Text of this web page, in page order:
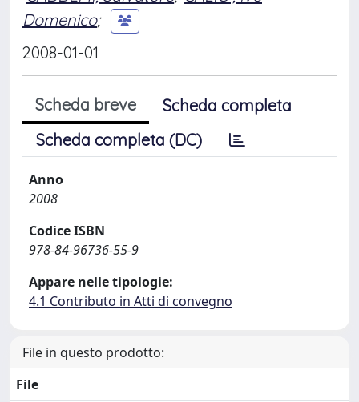
Domenico;
2008-01-01
Scheda breve
Scheda completa
Scheda completa (DC)
Anno
2008
Codice ISBN
978-84-96736-55-9
Appare nelle tipologie:
4.1 Contributo in Atti di convegno
File in questo prodotto:
File